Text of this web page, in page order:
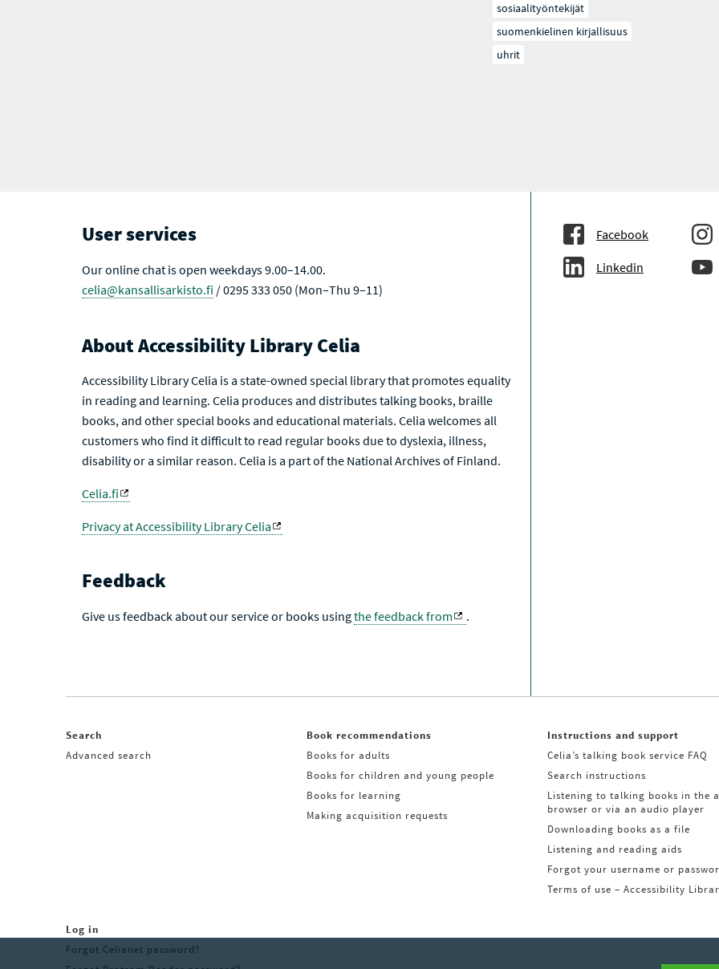
sosiaalityöntekijät
suomenkielinen kirjallisuus
uhrit
User services
Our online chat is open weekdays 9.00–14.00.
celia@kansallisarkisto.fi / 0295 333 050 (Mon–Thu 9–11)
About Accessibility Library Celia
Accessibility Library Celia is a state-owned special library that promotes equality
in reading and learning. Celia produces and distributes talking books, braille
books, and other special books and educational materials. Celia welcomes all
customers who find it difficult to read regular books due to dyslexia, illness,
disability or a similar reason. Celia is a part of the National Archives of Finland.
Celia.fi
Privacy at Accessibility Library Celia
Feedback
Give us feedback about our service or books usingthe feedback from .
Facebook
Linkedin
Search
Advanced search
Book recommendations
Books for adults
Books for children and young people
Books for learning
Making acquisition requests
Instructions and support
Celia’s talking book service FAQ
Search instructions
Listening to talking books in the
browser or via an audio player
Downloading books as a file
Listening and reading aids
Forgot your username or
Terms of use – Accessibility
Log in
Forgot Celianet password?